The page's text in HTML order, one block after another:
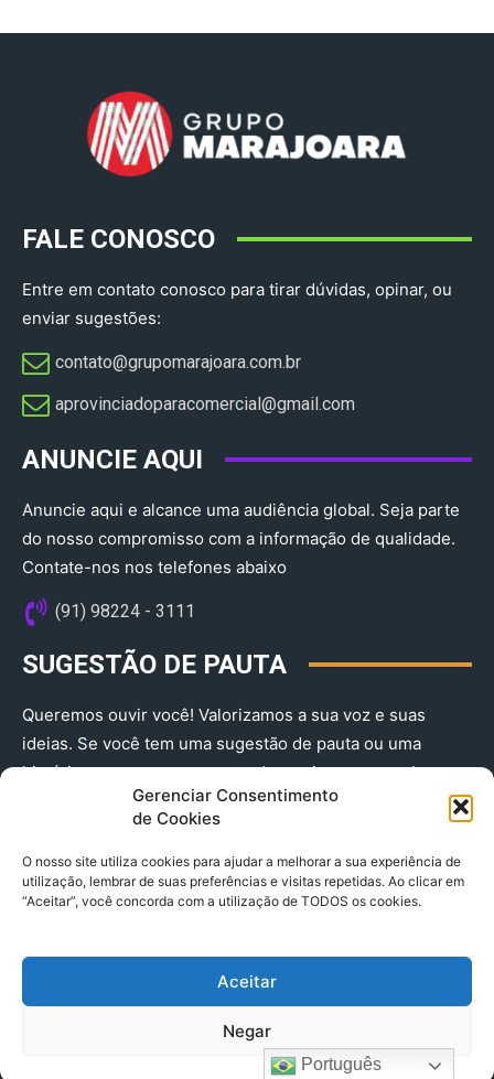
Gerenciar Consentimento
de Cookies
O nosso site utiliza cookies para ajudar a melhorar a sua experiência de
utilização, lembrar de suas preferências e visitas repetidas. Ao clicar em
“Aceitar”, você concorda com a utilização de TODOS os cookies.
Aceitar
Negar
FALE CONOSCO
Entre em contato conosco para tirar dúvidas, opinar, ou
enviar sugestões:
contato@grupomarajoara.com.br
aprovinciadoparacomercial@gmail.com​
ANUNCIE AQUI
Anuncie aqui e alcance uma audiência global. Seja parte
do nosso compromisso com a informação de qualidade.
Contate-nos nos telefones abaixo
(91) 98224 - 3111
SUGESTÃO DE PAUTA
Queremos ouvir você! Valorizamos a sua voz e suas
ideias. Se você tem uma sugestão de pauta ou uma
história que merece ser contada, envie-nos agora!
(91) 98224 - 3111
© 2025 A Província do Pará CNPJ: 04.901.141/0001-36 End .
Trav. Quintino Bocaiuva 2301, Ed. Rogério Fernandez – Sala
2701- Cremação – CEP 66045.315
Português